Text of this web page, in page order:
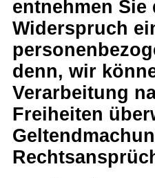
entnehmen
Widerspruch
denn, wir
Verarbeitung
Freiheiten